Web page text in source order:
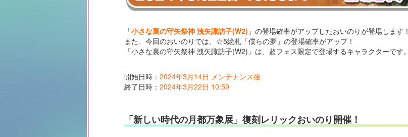
「小さな裏の守矢祭神 洩矢諏訪子(W2) 」の登場確率がアップしたおいのりが登場します！
また、今回のおいのりでは、☆5絵札「僕らの夢」の登場確率がアップ！
「小さな裏の守矢祭神 洩矢諏訪子(W2)」は、超フェス限定で登場するキャラクターです。
開始日時： 2024年3月14日 メンテナンス後
終了日時： 2024年3月22日 10:59
「新しい時代の月都万象展」復刻レリックおいのり開催！